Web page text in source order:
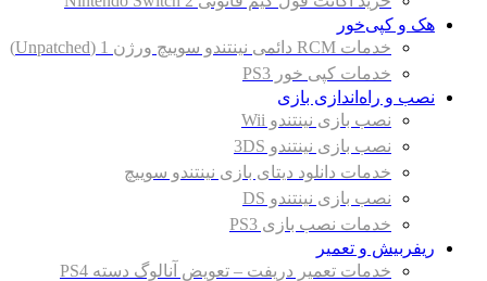
هک و کپی‌خور
خدمات RCM دائمی نینتندو سوییچ ورژن 1 (Unpatched)
خدمات کپی خور PS3
نصب و راه‌اندازی بازی
نصب بازی نینتندو Wii
نصب بازی نینتندو 3DS
خدمات دانلود دیتای بازی نینتندو سوییچ
نصب بازی نینتندو DS
خدمات نصب بازی PS3
ریفربیش و تعمیر
خدمات تعمیر دریفت – تعویض آنالوگ دسته PS4